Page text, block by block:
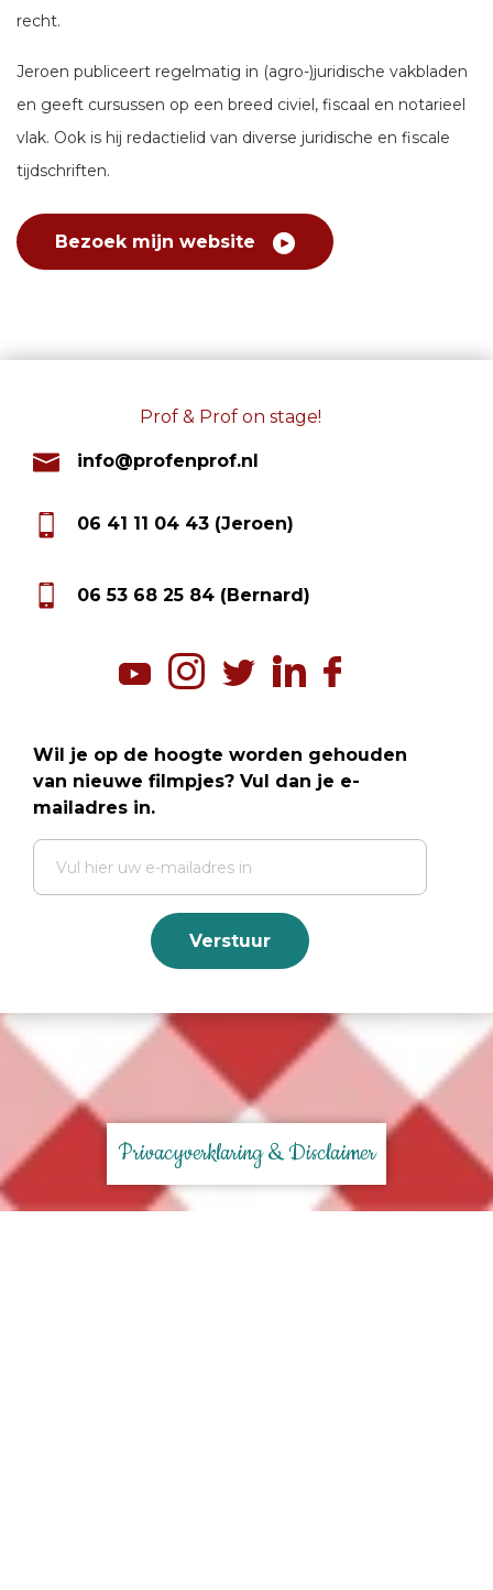
recht.
Jeroen publiceert regelmatig in (agro-)juridische vakbladen
en geeft cursussen op een breed civiel, fiscaal en notarieel
vlak. Ook is hij redactielid van diverse juridische en fiscale
tijdschriften.
Bezoek mijn website
Prof & Prof on stage!
info@profenprof.nl
06 41 11 04 43 (Jeroen)
06 53 68 25 84 (Bernard)
Wil je op de hoogte worden gehouden
van nieuwe filmpjes? Vul dan je e-
mailadres in.
Verstuur
Privacyverklaring & Disclaimer